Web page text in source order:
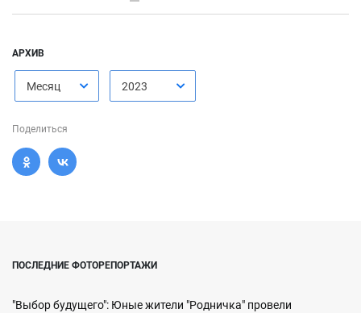
АРХИВ
Месяц 2023
Поделиться
ПОСЛЕДНИЕ ФОТОРЕПОРТАЖИ
"Выбор будущего": Юные жители "Родничка" провели